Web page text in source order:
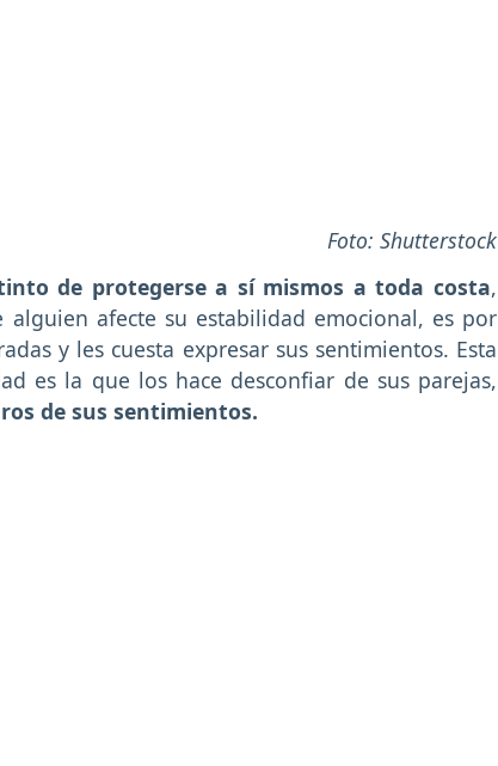
Foto: Shutterstock
de protegerse a sí mismos a toda costa,
afecte su estabilidad emocional, es por
y les cuesta expresar sus sentimientos. Esta
es la que los hace desconfiar de sus parejas,
de sus sentimientos.